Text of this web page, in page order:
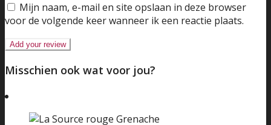
Mijn naam, e-mail en site opslaan in deze browser
voor de volgende keer wanneer ik een reactie plaats.
Misschien ook wat voor jou?